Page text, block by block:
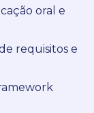
oral e
requisitos e